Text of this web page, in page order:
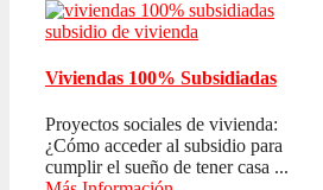
Viviendas 100% Subsidiadas
Proyectos sociales de vivienda:
¿Cómo acceder al subsidio para
cumplir el sueño de tener casa ...